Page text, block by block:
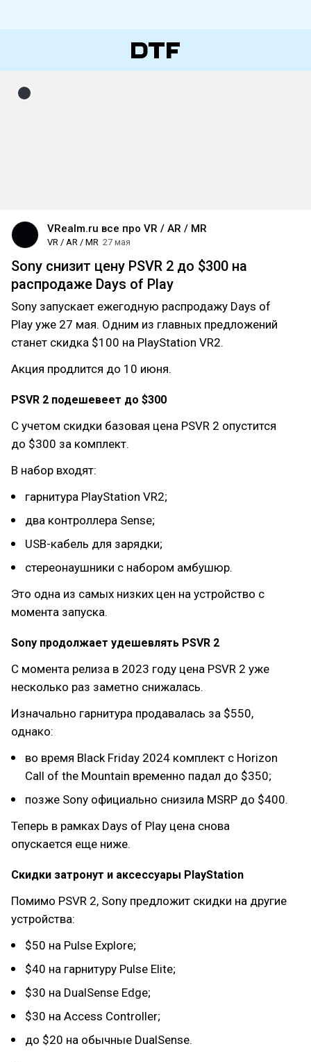
VRealm.ru все про VR / AR / MR
VR / AR / MR 27 мая
Sony снизит цену PSVR 2 до $300 на
распродаже Days of Play
Sony запускает ежегодную распродажу Days of
Play уже 27 мая. Одним из главных предложений
станет скидка $100 на PlayStation VR2.
Акция продлится до 10 июня.
PSVR 2 подешевеет до $300
С учетом скидки базовая цена PSVR 2 опустится
до $300 за комплект.
В набор входят:
гарнитура PlayStation VR2;
два контроллера Sense;
USB-кабель для зарядки;
стереонаушники с набором амбушюр.
Это одна из самых низких цен на устройство с
момента запуска.
Sony продолжает удешевлять PSVR 2
С момента релиза в 2023 году цена PSVR 2 уже
несколько раз заметно снижалась.
Изначально гарнитура продавалась за $550,
однако:
во время Black Friday 2024 комплект с Horizon
Call of the Mountain временно падал до $350;
позже Sony официально снизила MSRP до $400.
Теперь в рамках Days of Play цена снова
опускается еще ниже.
Скидки затронут и аксессуары PlayStation
Помимо PSVR 2, Sony предложит скидки на другие
устройства:
$50 на Pulse Explore;
$40 на гарнитуру Pulse Elite;
$30 на DualSense Edge;
$30 на Access Controller;
до $20 на обычные DualSense.